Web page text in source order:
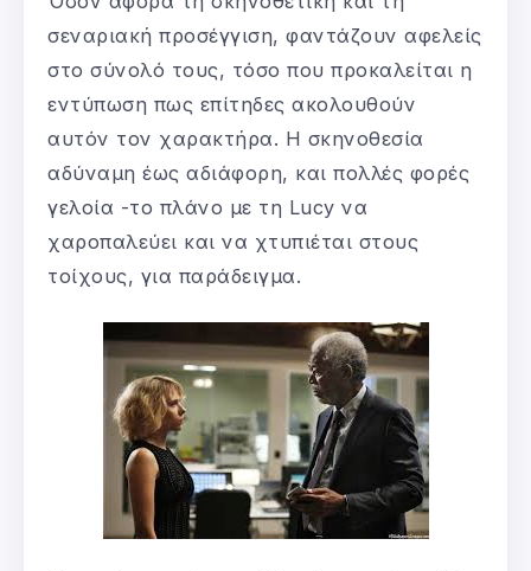
σεναριακή προσέγγιση, φαντάζουν αφελείς
στο σύνολό τους, τόσο που προκαλείται η
εντύπωση πως επίτηδες ακολουθούν
αυτόν τον χαρακτήρα. Η σκηνοθεσία
αδύναμη έως αδιάφορη, και πολλές φορές
γελοία -το πλάνο με τη Lucy να
χαροπαλεύει και να χτυπιέται στους
τοίχους, για παράδειγμα.